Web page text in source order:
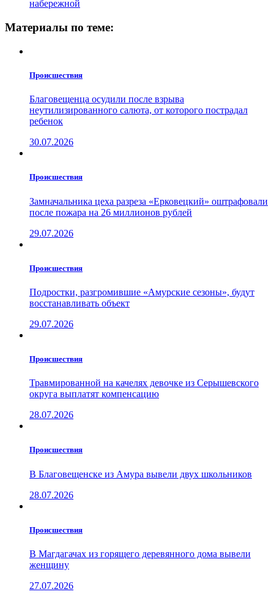
набережной
Материалы по теме:
Проиcшествия
Благовещенца осудили после взрыва
неутилизированного салюта, от которого пострадал
ребенок
30.07.2026
Проиcшествия
Замначальника цеха разреза «Ерковецкий» оштрафовали
после пожара на 26 миллионов рублей
29.07.2026
Проиcшествия
Подростки, разгромившие «Амурские сезоны», будут
восстанавливать объект
29.07.2026
Проиcшествия
Травмированной на качелях девочке из Серышевского
округа выплатят компенсацию
28.07.2026
Проиcшествия
В Благовещенске из Амура вывели двух школьников
28.07.2026
Проиcшествия
В Магдагачах из горящего деревянного дома вывели
женщину
27.07.2026